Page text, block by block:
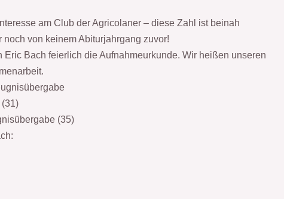
am Club der Agricolaner – diese Zahl ist beinah
von keinem Abiturjahrgang zuvor!
Bach feierlich die Aufnahmeurkunde. Wir heißen unseren